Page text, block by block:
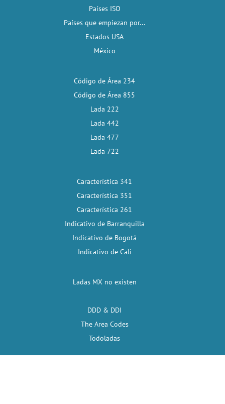
Países ISO
Países que empiezan por...
Estados USA
México
Código de Área 234
Código de Área 855
Lada 222
Lada 442
Lada 477
Lada 722
Característica 341
Característica 351
Característica 261
Indicativo de Barranquilla
Indicativo de Bogotá
Indicativo de Cali
Ladas MX no existen
DDD & DDI
The Area Codes
Todoladas